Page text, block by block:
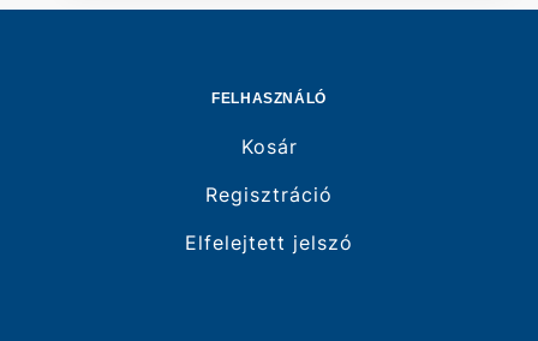
FELHASZNÁLÓ
Kosár
Regisztráció
Elfelejtett jelszó